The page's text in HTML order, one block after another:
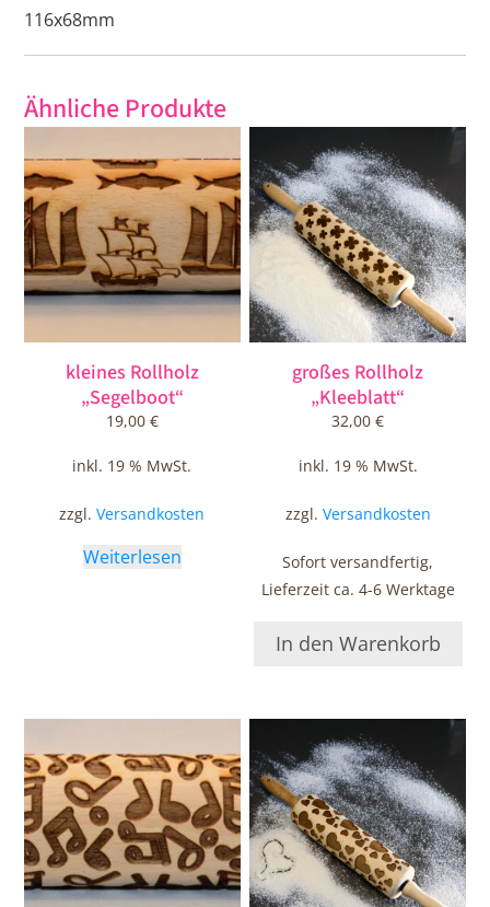
116x68mm
Ähnliche Produkte
kleines Rollholz
„Segelboot“
19,00 €
inkl. 19 % MwSt.
zzgl.Versandkosten
Weiterlesen
großes Rollholz
„Kleeblatt“
32,00€
inkl. 19 % MwSt.
zzgl. Versandkosten
Sofort versandfertig,
Lieferzeit ca. 4-6 Werktage
In den Warenkorb